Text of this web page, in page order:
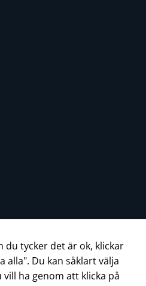
(Logga in)
du tycker det är ok, klickar
alla". Du kan såklart välja
ha genom att klicka på